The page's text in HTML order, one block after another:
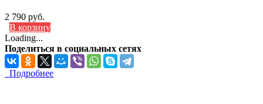
2 790 руб.
В корзину
Loading...
Поделиться в социальных сетях
Подробнее